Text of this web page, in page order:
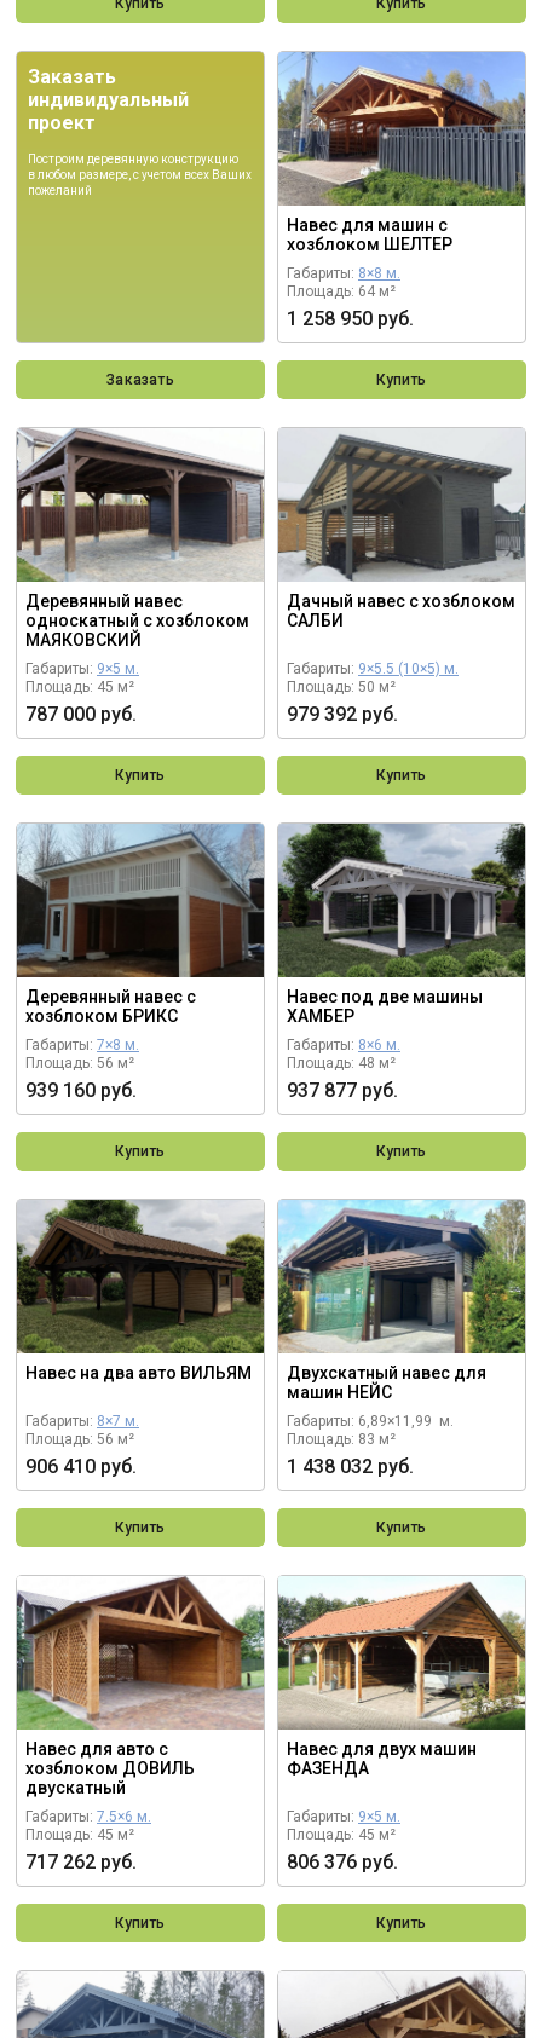
Купить Купить
Заказать
индивидуальный
проект
Построим деревянную конструкцию
в любом размере, с учетом всех Ваших
пожеланий
Заказать
Навес для машин с
хозблоком ШЕЛТЕР
Габариты: 8×8 м.
Площадь: 64 м²
1 258 950 руб.
Купить
Деревянный навес
односкатный с хозблоком
МАЯКОВСКИЙ
Габариты: 9×5 м.
Площадь: 45 м²
787 000 руб.
Купить
Дачный навес с хозблоком
САЛБИ
Габариты: 9×5.5 (10×5) м.
Площадь: 50 м²
979 392 руб.
Купить
Деревянный навес с
хозблоком БРИКС
Габариты: 7×8 м.
Площадь: 56 м²
939 160 руб.
Купить
Навес под две машины
ХАМБЕР
Габариты: 8×6 м.
Площадь: 48 м²
937 877 руб.
Купить
Навес на два авто ВИЛЬЯМ
Габариты: 8×7 м.
Площадь: 56 м²
906 410 руб.
Купить
Двухскатный навес для
машин НЕЙС
Габариты: 6,89×11,99 м.
Площадь: 83 м²
1 438 032 руб.
Купить
Навес для авто с
хозблоком ДОВИЛЬ
двускатный
Габариты: 7.5×6 м.
Площадь: 45 м²
717 262 руб.
Купить
Навес для двух машин
ФАЗЕНДА
Габариты: 9×5 м.
Площадь: 45 м²
806 376 руб.
Купить